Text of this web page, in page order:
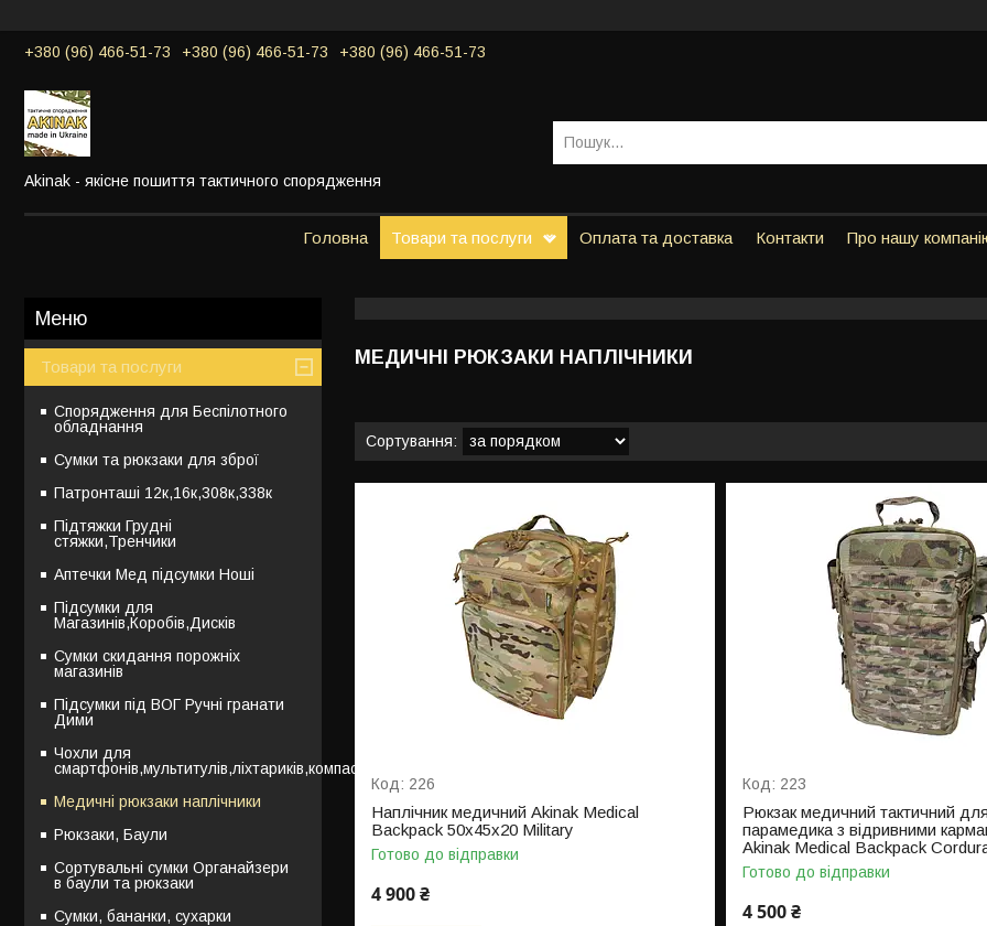
+380 (96) 466-51-73 +380 (96) 466-51-73 +380 (96) 466-51-73
Akinak - якісне пошиття тактичного спорядження
Головна Товари та послуги Оплата та доставка Контакти Про нашу
МЕДИЧНІ РЮКЗАКИ НАПЛІЧНИКИ
226
Наплічник медичний Akinak Medical
Backpack 50х45х20 Military
Готово до відправки
4 900 ₴
223
Рюкзак медичний тактичний для
парамедика з відривними
Akinak Medical Backpack
Готово до відправки
4 500 ₴
Товари та послуги
Спорядження для Беспілотного
обладнання
Сумки та рюкзаки для зброї
Патронташі 12к,16к,308к,338к
Підтяжки Грудні
стяжки,Тренчики
Аптечки Мед підсумки Ноші
Підсумки для
Магазинів,Коробів,Дисків
Сумки скидання порожніх
магазинів
Підсумки під ВОГ Ручні гранати
Дими
Чохли для
смартфонів,мультитулів,ліхтариків,компасів
Медичні рюкзаки наплічники
Рюкзаки, Баули
Сортувальні сумки Органайзери
в баули та рюкзаки
Сумки, бананки, сухарки